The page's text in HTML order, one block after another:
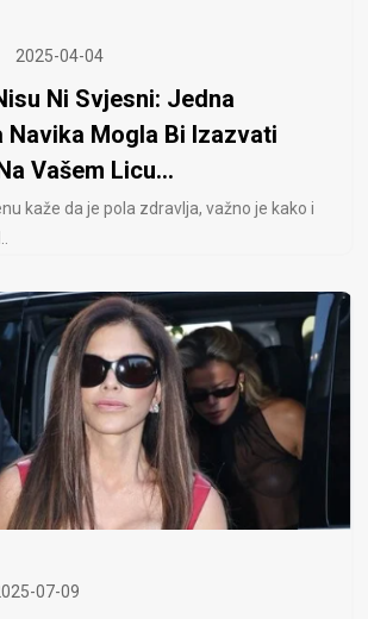
2025-04-04
Ni Svjesni: Jedna
Navika Mogla Bi Izazvati
Vašem Licu...
kaže da je pola zdravlja, važno je kako i
07-09